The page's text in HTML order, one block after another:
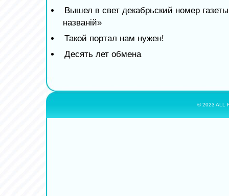
Вышел в свет декабрьский номер
названiй»
Такой портал нам нужен!
Десять лет обмена
© 2023 ALL